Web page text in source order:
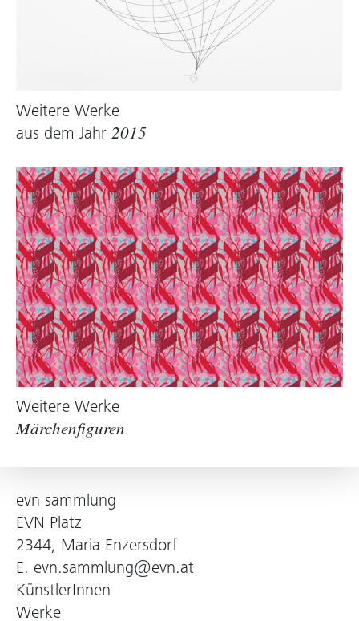
Weitere Werke
aus dem Jahr 2015
Weitere Werke
Märchenfiguren
evn sammlung
EVN Platz
2344, Maria Enzersdorf
E. evn.sammlung@evn.at
KünstlerInnen
Werke